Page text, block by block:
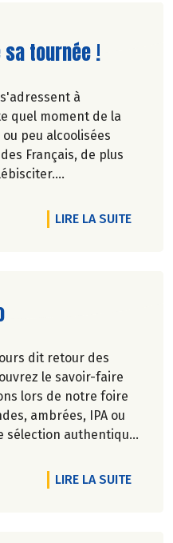
tournée !
à
quel moment de la
peu alcoolisées
Français, de plus
LIRE LA SUITEDE
dit retour des
le savoir-faire
lors de notre foire
ambrées, IPA ou
sélection authentique
LIRE LA SUITEDE